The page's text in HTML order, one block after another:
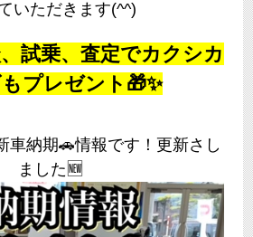
いただきます(^^)
試乗、査定でカクシカ
プレゼント🎁✨
車納期🚗情報です！更新さし
ました🆕